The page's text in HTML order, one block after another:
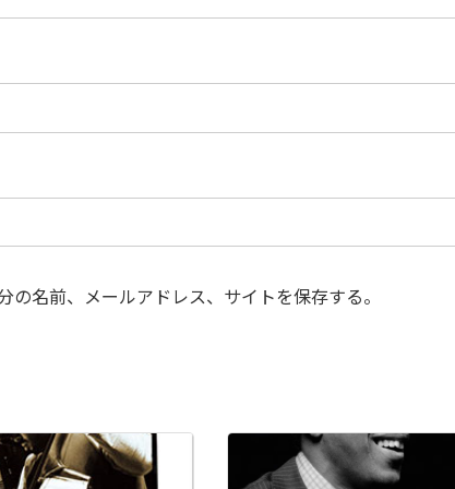
名前、メールアドレス、サイトを保存する。